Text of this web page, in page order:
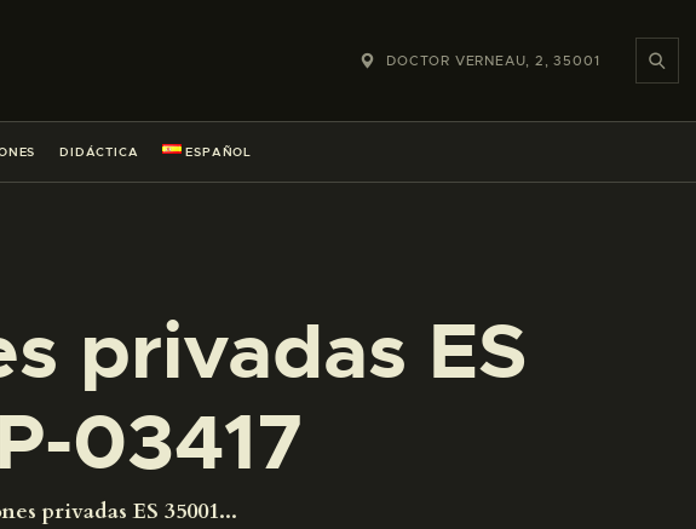
DOCTOR VERNEAU, 2, 35001
DIDÁCTICA ESPAÑOL
privadas ES
03417
privadas ES 35001...